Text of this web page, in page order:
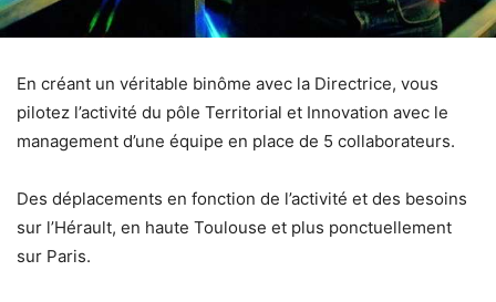
En créant un véritable binôme avec la Directrice, vous
pilotez l’activité du pôle Territorial et Innovation avec le
management d’une équipe en place de 5 collaborateurs.
Des déplacements en fonction de l’activité et des besoins
sur l’Hérault, en haute Toulouse et plus ponctuellement
sur Paris.